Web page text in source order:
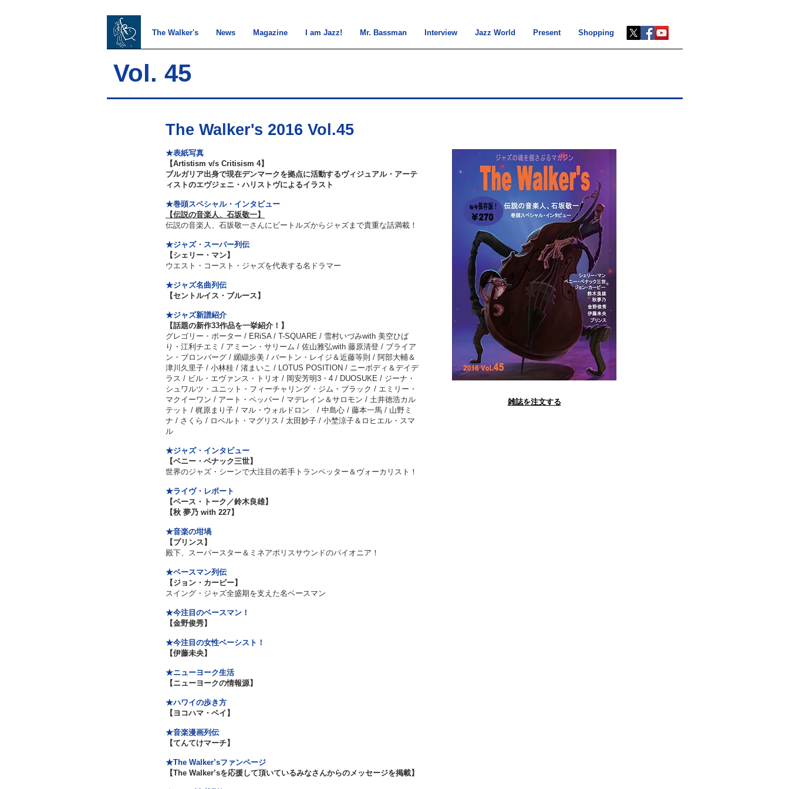
The Walker's News Magazine I am Jazz! Mr. Bassman Interview Jazz World Present Shopping
Vol. 45
The Walker's 2016 Vol.45
★表紙写真
【Artistism v/s Critisism 4】
ブルガリア出身で現在デンマークを拠点に活動するヴィジュアル・アーテ
ィストのエヴジェニ・ハリストヴによるイラスト
★巻頭スペシャル・インタビュー
【伝説の音楽人、石坂敬一】
伝説の音楽人、石坂敬一さんにビートルズからジャズまで貴重な話満載！
★ジャズ・スーパー列伝
【シェリー・マン】
ウエスト・コースト・ジャズを代表する名ドラマー
★ジャズ名曲列伝
【セントルイス・ブルース】
★ジャズ新譜紹介
【話題の新作33作品を一挙紹介！】
グレゴリー・ポーター / ERiSA / T-SQUARE / 雪村いづみwith 美空ひば
り・江利チエミ / アミーン・サリーム / 佐山雅弘with 藤原清登 / ブライア
ン・ブロンバーグ / 纐纈歩美 / バートン・レイジ＆近藤等則 / 阿部大輔＆
津川久里子 / 小林桂 / 渚まいこ / LOTUS POSITION / ニーボディ＆デイデ
ラス / ビル・エヴァンス・トリオ / 岡安芳明3・4 / DUOSUKE / ジーナ・
シュワルツ・ユニット・フィーチャリング・ジム・ブラック / エミリー・
マクイーワン / アート・ペッパー / マデレイン＆サロモン / 土井徳浩カル
テット / 梶原まり子 / マル・ウォルドロン / 中島心 / 藤本一馬 / 山野ミ
ナ / さくら / ロベルト・マグリス / 太田妙子 / 小埜涼子＆ロヒエル・スマ
ル
★ジャズ・インタビュー
【ベニー・ベナック三世】
世界のジャズ・シーンで大注目の若手トランペッター＆ヴォーカリスト！
★ライヴ・レポート
【ベース・トーク／鈴木良雄】
【秋 夢乃 with 227】
★音楽の坩堝
【プリンス】
殿下、スーパースター＆ミネアポリスサウンドのパイオニア！
★ベースマン列伝
【ジョン・カービー】
スイング・ジャズ全盛期を支えた名ベースマン
★今注目のベースマン！
【金野俊秀】
★今注目の女性ベーシスト！
【伊藤未央】
★ニューヨーク生活
【ニューヨークの情報源】
★ハワイの歩き方
【ヨコハマ・ベイ】
★音楽漫画列伝
【てんてけマーチ】
★The Walker’sファンページ
【The Walker’sを応援して頂いているみなさんからのメッセージを掲載】
​雑誌を注文する